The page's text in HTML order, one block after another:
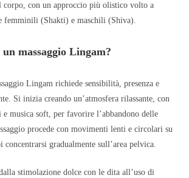
con un approccio più olistico volto a
femminili (Shakti) e maschili (Shiva).
un massaggio Lingam?
Lingam richiede sensibilità, presenza e
Si inizia creando un’atmosfera rilassante, con
musica soft, per favorire l’abbandono delle
procede con movimenti lenti e circolari su
gradualmente sull’area pelvica.
stimolazione dolce con le dita all’uso di